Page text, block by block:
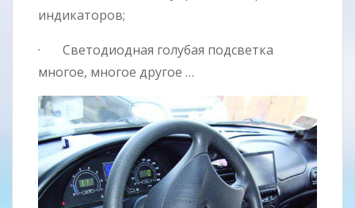
индикаторов;
· Светодиодная голубая подсветка
многое, многое другое …